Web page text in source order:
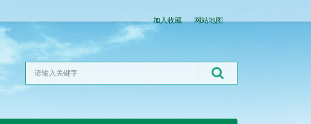
加入收藏 网站地图